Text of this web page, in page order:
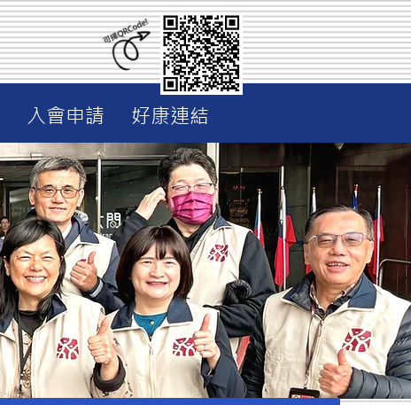
入會申請 好康連結